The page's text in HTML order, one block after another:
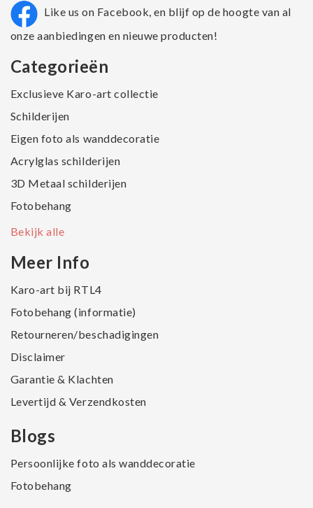
Like us on Facebook, en blijf op de hoogte van al
onze aanbiedingen en nieuwe producten!
Categorieën
Exclusieve Karo-art collectie
Schilderijen
Eigen foto als wanddecoratie
Acrylglas schilderijen
3D Metaal schilderijen
Fotobehang
Bekijk alle
Meer Info
Karo-art bij RTL4
Fotobehang (informatie)
Retourneren/beschadigingen
Disclaimer
Garantie & Klachten
Levertijd & Verzendkosten
Blogs
Persoonlijke foto als wanddecoratie
Fotobehang